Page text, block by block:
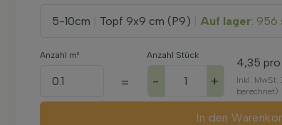
5-10cm Topf 9x9 cm (P9) Auf lager: 956
Anzahl m²
=
Anzahl Stück
- +
4,35
Inkl. MwSt.
berechnet)
In den